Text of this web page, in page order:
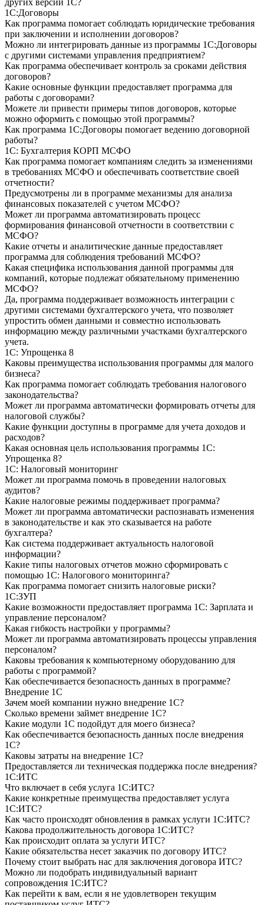
1С:Договоры
Как программа помогает соблюдать юридические требования
при заключении и исполнении договоров?
Можно ли интегрировать данные из программы 1С:Договоры
с другими системами управления предприятием?
Как программа обеспечивает контроль за сроками действия
договоров?
Какие основные функции предоставляет программа для
работы с договорами?
Можете ли привести примеры типов договоров, которые
можно оформить с помощью этой программы?
Как программа 1С:Договоры помогает ведению договорной
работы?
1С: Бухгалтерия КОРП МСФО
Как программа помогает компаниям следить за изменениями
в требованиях МСФО и обеспечивать соответствие своей
отчетности?
Предусмотрены ли в программе механизмы для анализа
финансовых показателей с учетом МСФО?
Может ли программа автоматизировать процесс
формирования финансовой отчетности в соответствии с
МСФО?
Какие отчеты и аналитические данные предоставляет
программа для соблюдения требований МСФО?
Какая специфика использования данной программы для
компаний, которые подлежат обязательному применению
МСФО?
Да, программа поддерживает возможность интеграции с
другими системами бухгалтерского учета, что позволяет
упростить обмен данными и совместно использовать
информацию между различными участками бухгалтерского
учета.
1С: Упрощенка 8
Каковы преимущества использования программы для малого
бизнеса?
Как программа помогает соблюдать требования налогового
законодательства?
Может ли программа автоматически формировать отчеты для
налоговой службы?
Какие функции доступны в программе для учета доходов и
расходов?
Какая основная цель использования программы 1С:
Упрощенка 8?
1С: Налоговый мониторинг
Может ли программа помочь в проведении налоговых
аудитов?
Какие налоговые режимы поддерживает программа?
Может ли программа автоматически распознавать изменения
в законодательстве и как это сказывается на работе
бухгалтера?
Как система поддерживает актуальность налоговой
информации?
Какие типы налоговых отчетов можно сформировать с
помощью 1С: Налогового мониторинга?
Как программа помогает снизить налоговые риски?
1С:ЗУП
Какие возможности предоставляет программа 1С: Зарплата и
управление персоналом?
Какая гибкость настройки у программы?
Может ли программа автоматизировать процессы управления
персоналом?
Каковы требования к компьютерному оборудованию для
работы с программой?
Как обеспечивается безопасность данных в программе?
Внедрение 1С
Зачем моей компании нужно внедрение 1С?
Сколько времени займет внедрение 1С?
Какие модули 1С подойдут для моего бизнеса?
Как обеспечивается безопасность данных после внедрения
1С?
Каковы затраты на внедрение 1С?
Предоставляется ли техническая поддержка после внедрения?
1С:ИТС
Что включает в себя услуга 1С:ИТС?
Какие конкретные преимущества предоставляет услуга
1С:ИТС?
Как часто происходят обновления в рамках услуги 1С:ИТС?
Какова продолжительность договора 1С:ИТС?
Как происходит оплата за услуги ИТС?
Какие обязательства несет заказчик по договору ИТС?
Почему стоит выбрать нас для заключения договора ИТС?
Можно ли подобрать индивидуальный вариант
сопровождения 1С:ИТС?
Как перейти к вам, если я не удовлетворен текущим